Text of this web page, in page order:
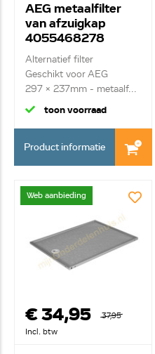
AEG metaalfilter
van afzuigkap
4055468278
Alternatief filter
Geschikt voor AEG
297 x 237mm - metaalf...
toon voorraad
Product informatie
Web aanbieding
€ 34,95
37,95
Incl. btw